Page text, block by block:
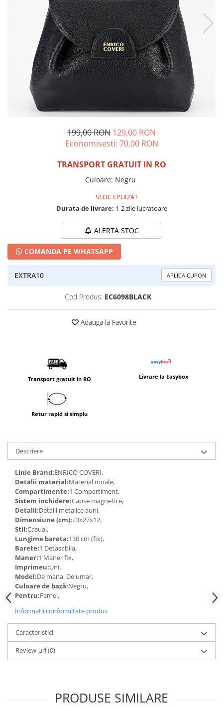
Incaltamine primavara-vara piele
Imbracaminte
Camasi si topuri
Blugi si pantaloni
Pulovere si cardigane
Salopete
Incaltaminte toamna-iarna piele
199,00 RON 129,00 RON
Economisesti: 70,00 RON
TRANSPORT GRATUIT IN RO
Culoare: Negru
STOC EPUIZAT
Durata de livrare: 1-2 zile lucratoare
ALERTA STOC
COMANDA PE WHATSAPP
EXTRA10 APLICA CUPON
Cod Produs: EC6098BLACK
Adauga la Favorite
Transport gratuit in RO Livrare la Easybox
Retur rapid si simplu
Descriere
Linie Brand:ENRICO COVERI,
Detalii material:Material moale,
Compartimente:1 Compartiment,
Sistem inchidere:Capse magnetice,
Detalii:Detalii metalice aurii,
Dimensiune (cm):23x27x12,
Stil:Casual,
Lungime bareta:130 cm (fix),
Barete:1 Detasabila,
Maner:1 Maner fix,
Imprimeu:Uni,
Model:De mana, De umar,
Culoare de bază:Negru,
Pentru:Femei,
Informatii conformitate produs
Caracteristici
Review-uri(0)
PRODUSE SIMILARE